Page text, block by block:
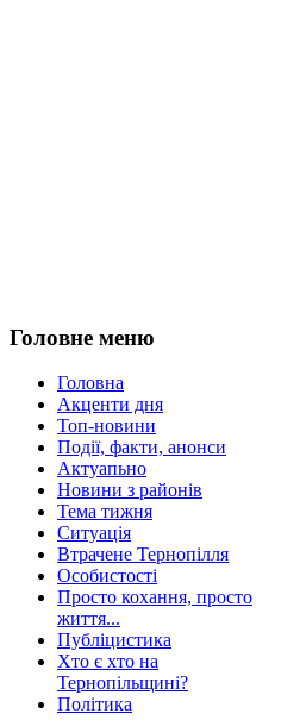
Головне меню
Головна
Акценти дня
Топ-новини
Події, факти, анонси
Актуапьно
Новини з районів
Тема тижня
Ситуація
Втрачене Тернопілля
Особистості
Просто кохання, просто
життя...
Публіцистика
Хто є хто на
Тернопільщині?
Політика